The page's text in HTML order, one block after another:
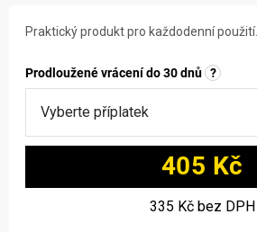
Praktický produkt pro každodenní použití.
Prodloužené vrácení do 30 dnů ?
405 Kč
335 Kčbez DPH